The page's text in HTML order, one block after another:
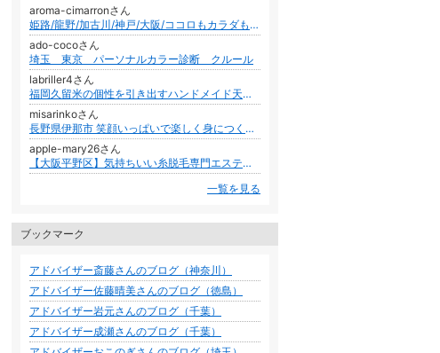
aroma-cimarronさん
姫路/龍野/加古川/神戸/大阪/ココロもカラダもゆったりと…「シマロン」のロハスな時間
ado-cocoさん
埼玉 東京 パーソナルカラー診断 クルール
labriller4さん
福岡久留米の個性を引き出すハンドメイド天然石アクセサリーと雑貨作り
misarinkoさん
長野県伊那市 笑顔いっぱいで楽しく身につくリトミック・ピアノ教室♪
apple-mary26さん
【大阪平野区】気持ちいい糸脱毛専門エステサロン/アップル・マリー
一覧を見る
ブックマーク
アドバイザー斎藤さんのブログ（神奈川）
アドバイザー佐藤晴美さんのブログ（徳島）
アドバイザー岩元さんのブログ（千葉）
アドバイザー成瀬さんのブログ（千葉）